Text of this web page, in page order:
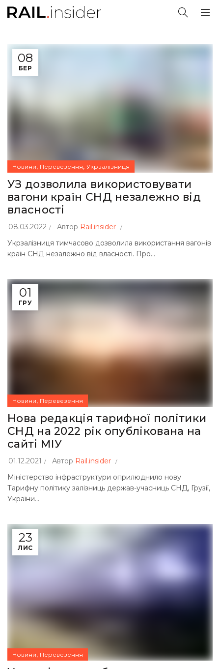
08
БЕР
Новини, Перевезення, Укрзалізниця
УЗ дозволила використовувати
вагони країн СНД незалежно від
власності
08.03.2022 Автор Rail.insider
Укрзалізниця тимчасово дозволила використання вагонів
країн СНД незалежно від власності. Про...
01
ГРУ
Новини, Перевезення
Нова редакція тарифної політики
СНД на 2022 рік опублікована на
сайті МІУ
01.12.2021 Автор Rail.insider
Міністерство інфраструктури оприлюднило нову
Тарифну політику залізниць держав-учасниць СНД, Грузії,
України...
23
ЛИС
Новини, Перевезення